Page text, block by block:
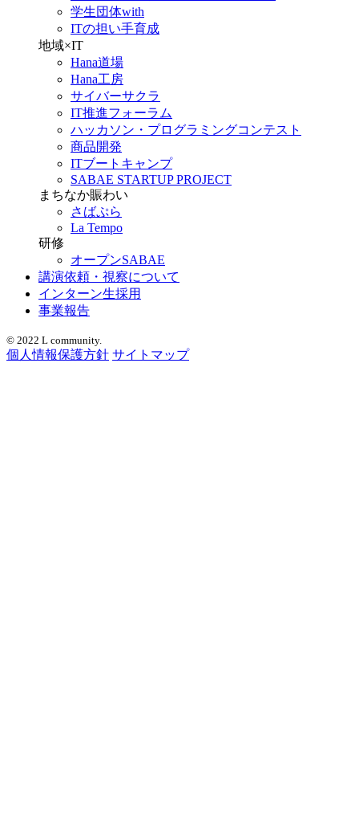
学生団体with
ITの担い手育成
地域×IT
Hana道場
Hana工房
サイバーサクラ
IT推進フォーラム
ハッカソン・プログラミングコンテスト
商品開発
ITブートキャンプ
SABAE STARTUP PROJECT
まちなか賑わい
さばぷら
La Tempo
研修
オープンSABAE
講演依頼・視察について
インターン生採用
事業報告
© 2022 L community.
個人情報保護方針 サイトマップ